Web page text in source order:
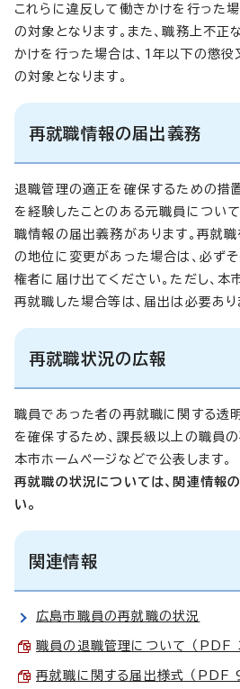
これらに違反して働きかけを行った
の対象となります。また、職務上不正
かけを行った場合は、1年以下の懲
の対象となります。
再就職情報の届出義務
退職管理の適正を確保するための措
を経験したことのある元職員につい
職情報の届出義務があります。再就
の地位に変更があった場合は、必ず
権者に届け出てください。ただし、
再就職した場合等は、届出は必要あり
再就職状況の広報
職員であった者の再就職に関する透
を確保するため、課長級以上の職員の
本市ホームページなどで公表します。
再就職の状況については、関連情報
い。
関連情報
広島市職員の再就職の状況
職員の退職管理について （
再就職に関する届出様式 （PDF